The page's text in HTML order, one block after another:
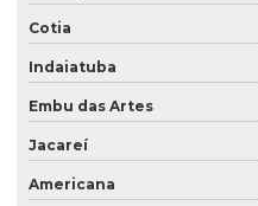
Saco laminado para café
Saco para pipoca
Saco plástico com alça laminado
Saco plástico com bico
Saco plástico com janela
Cotia
Indaiatuba
Embu das Artes
Jacareí
Americana